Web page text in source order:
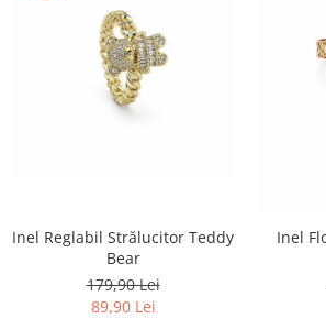
Inel Reglabil Strălucitor Teddy
Bear
179,90 Lei
89,90 Lei
Inel